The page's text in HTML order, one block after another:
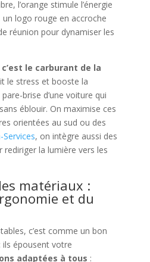
l’orange stimule l’énergie
un logo rouge en accroche
réunion pour dynamiser les
le carburant de la
le stress et booste la
brise d’une voiture qui
éblouir. On maximise ces
orientées au sud ou des
Services, on intègre aussi des
la lumière vers les
matériaux :
et du
c’est comme un bon
ils épousent votre
adaptées à tous :